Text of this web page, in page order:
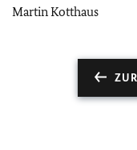
Martin Kotthaus